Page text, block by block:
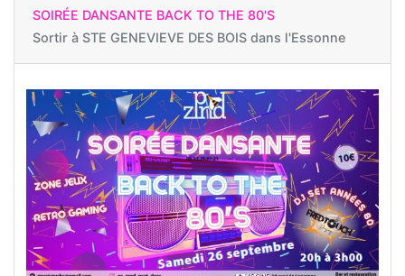
SOIRÉE DANSANTE BACK TO THE 80'S
Sortir à STE GENEVIEVE DES BOIS dans l'Essonne